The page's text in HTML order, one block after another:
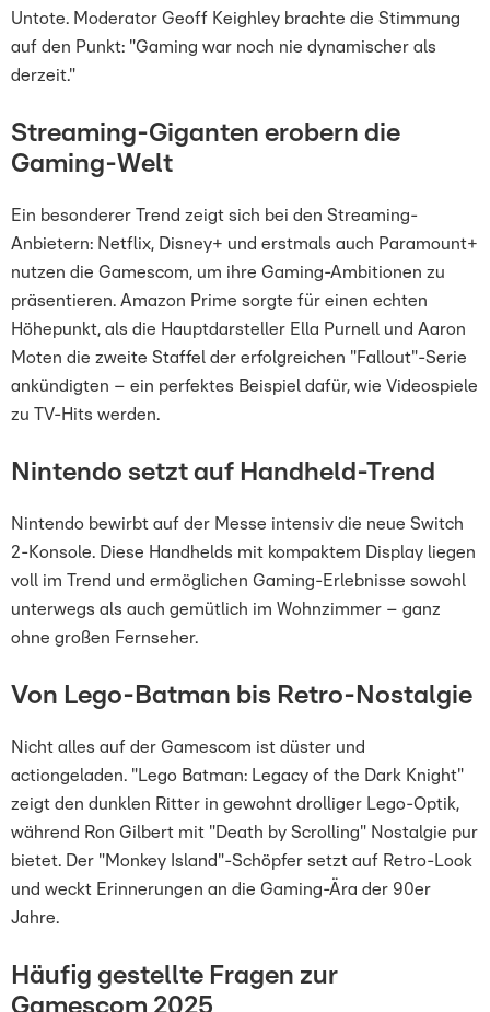
Untote. Moderator Geoff Keighley brachte die Stimmung
auf den Punkt: "Gaming war noch nie dynamischer als
derzeit."
Streaming-Giganten erobern die
Gaming-Welt
Ein besonderer Trend zeigt sich bei den Streaming-
Anbietern: Netflix, Disney+ und erstmals auch Paramount+
nutzen die Gamescom, um ihre Gaming-Ambitionen zu
präsentieren. Amazon Prime sorgte für einen echten
Höhepunkt, als die Hauptdarsteller Ella Purnell und Aaron
Moten die zweite Staffel der erfolgreichen "Fallout"-Serie
ankündigten – ein perfektes Beispiel dafür, wie Videospiele
zu TV-Hits werden.
Nintendo setzt auf Handheld-Trend
Nintendo bewirbt auf der Messe intensiv die neue Switch
2-Konsole. Diese Handhelds mit kompaktem Display liegen
voll im Trend und ermöglichen Gaming-Erlebnisse sowohl
unterwegs als auch gemütlich im Wohnzimmer – ganz
ohne großen Fernseher.
Von Lego-Batman bis Retro-Nostalgie
Nicht alles auf der Gamescom ist düster und
actiongeladen. "Lego Batman: Legacy of the Dark Knight"
zeigt den dunklen Ritter in gewohnt drolliger Lego-Optik,
während Ron Gilbert mit "Death by Scrolling" Nostalgie pur
bietet. Der "Monkey Island"-Schöpfer setzt auf Retro-Look
und weckt Erinnerungen an die Gaming-Ära der 90er
Jahre.
Häufig gestellte Fragen zur
Gamescom 2025